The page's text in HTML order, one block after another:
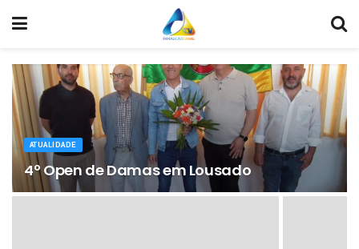
ATUALIDADE
4º Open de Damas em Lousado